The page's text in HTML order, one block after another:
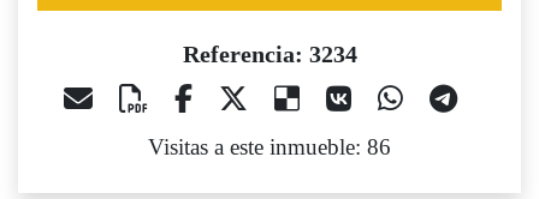
Referencia: 3234
Visitas a este inmueble: 86